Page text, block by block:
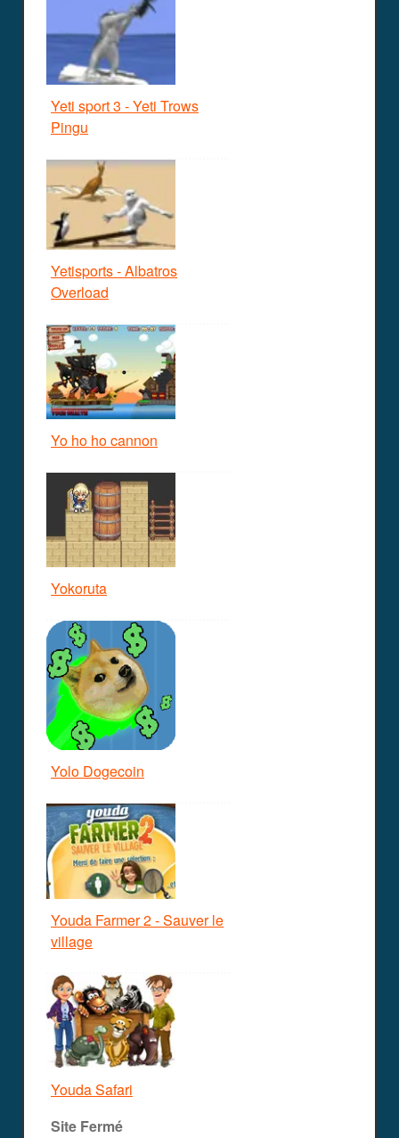
Yeti sport 3 - Yeti Trows
Pingu
Yetisports - Albatros
Overload
Yo ho ho cannon
Yokoruta
Yolo Dogecoin
Youda Farmer 2 - Sauver le
village
Youda Safari
Site Fermé